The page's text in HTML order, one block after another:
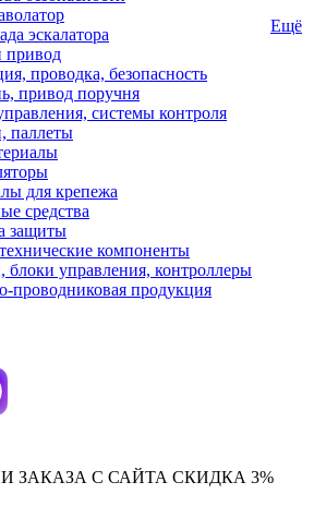
эскалатора
привод
проводка, безопасность
привод поручня
системы контроля
паллеты
для крепежа
средства
защиты
компоненты
блоки управления, контроллеры
проводниковая продукция
Ещё
ЗАКАЗА С САЙТА СКИДКА 3%